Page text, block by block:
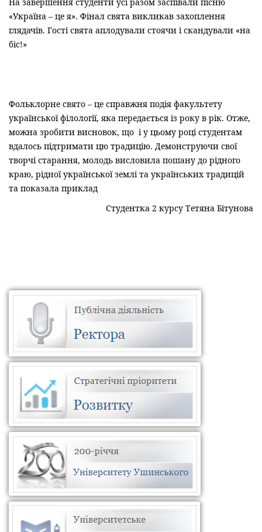
«Україна – це я». Фінал свята викликав захоплення
глядачів. Гості свята аплодували стоячи і скандували «на
біс!»
Фольклорне свято – це справжня подія факультету
української філології, яка передається із року в рік. Отже,
можна зробити висновок, що і у цьому році студентам
вдалось підтримати цю традицію. Демонструючи свої
творчі старання, молодь висловила пошану до рідного
краю, рідної української землі та українських традицій
та показала приклад
Студентка 2 курсу Тетяна Бітунова